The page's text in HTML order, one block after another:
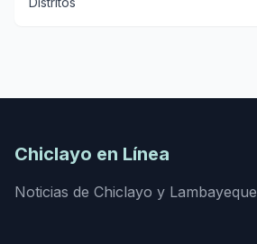
Chiclayo en Línea
Noticias de Chiclayo y Lambayeque